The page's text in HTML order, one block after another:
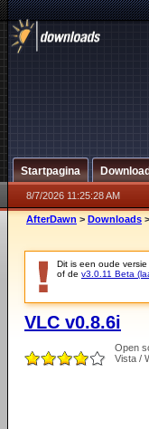
Startpagina
8/7/2026 11:25:28 AM
AfterDawn > Downloads >
Dit is een oude
of de v3.0.11 Beta
VLC v0.8.6i
Open
Vista /